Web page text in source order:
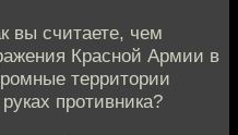
вы считаете, чем
Красной Армии в
территории
противника?